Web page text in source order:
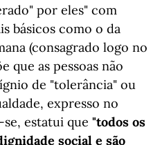
por eles" com
básicos como o da
(consagrado logo no
que as pessoas não
de "tolerância" ou
expresso no
estatui que "todos os
social e são